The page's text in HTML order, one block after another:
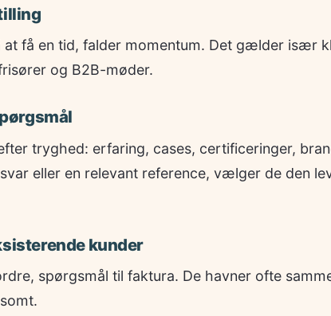
at få en tid, falder momentum. Det gælder især
og B2B-møder.
tryghed: erfaring, cases, certificeringer,
eller en relevant reference, vælger de den
kunder
spørgsmål til faktura. De havner ofte